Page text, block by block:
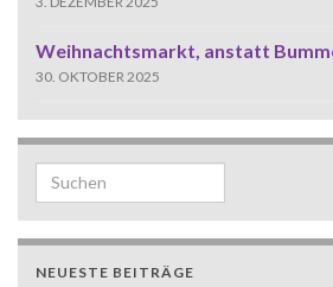
Weihnachtsmarkt, anstatt
30. OKTOBER 2025
Search for:
NEUESTE BEITRÄGE